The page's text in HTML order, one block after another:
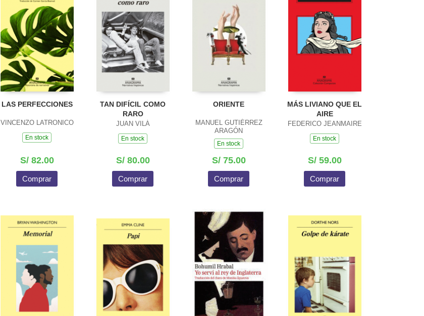
LAS PERFECCIONES
VINCENZO LATRONICO
En stock
S/ 82.00
Comprar
TAN DIFÍCIL COMO
RARO
JUAN VILÁ
En stock
S/ 80.00
Comprar
ORIENTE
MANUEL GUTIÉRREZ
ARAGÓN
En stock
S/ 75.00
Comprar
MÁS LIVIANO QUE EL
AIRE
FEDERICO JEANMAIRE
En stock
S/ 59.00
Comprar